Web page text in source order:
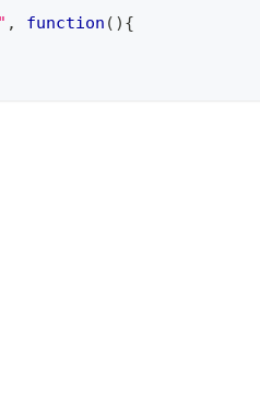
, function ( ) {